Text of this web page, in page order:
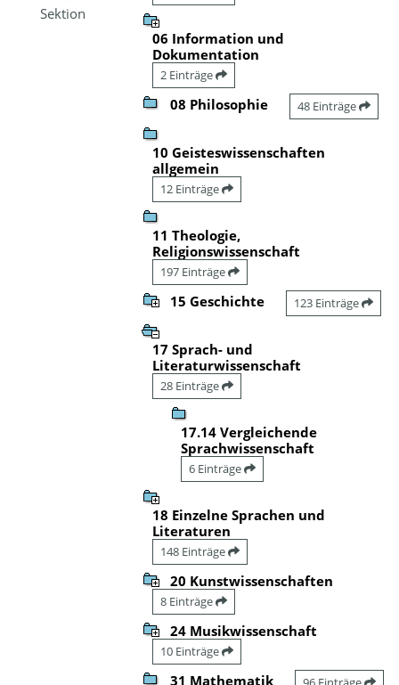
Sektion
06 Information und
Dokumentation
2 Einträge
08 Philosophie 48 Einträge
10 Geisteswissenschaften
allgemein
12 Einträge
11 Theologie,
Religionswissenschaft
197 Einträge
15 Geschichte 123 Einträge
17 Sprach- und
Literaturwissenschaft
28 Einträge
17.14 Vergleichende
Sprachwissenschaft
6 Einträge
18 Einzelne Sprachen und
Literaturen
148 Einträge
20 Kunstwissenschaften
8 Einträge
24 Musikwissenschaft
10 Einträge
31 Mathematik